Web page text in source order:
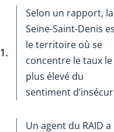
1.
Selon un rapport, la
Seine-Saint-Denis
le territoire où se
concentre le taux le
plus élevé du
sentiment
Un agent du RAID a